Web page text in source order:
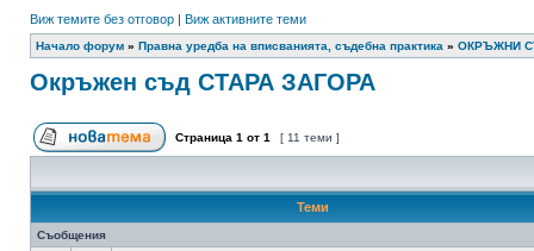
Виж темите без отговор | Виж активните теми
Начало форум » Правна уредба на вписванията, съдебна практика » ОКРЪЖНИ
Окръжен съд СТАРА ЗАГОРА
Страница 1 от 1 [ 11 теми ]
Теми
Съобщения